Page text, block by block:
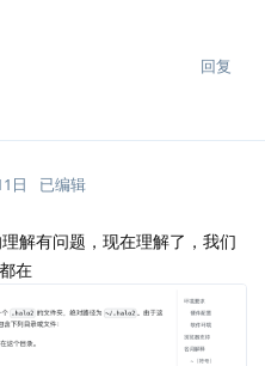
回复
日 已编辑
解有问题，现在理解了，我们
在